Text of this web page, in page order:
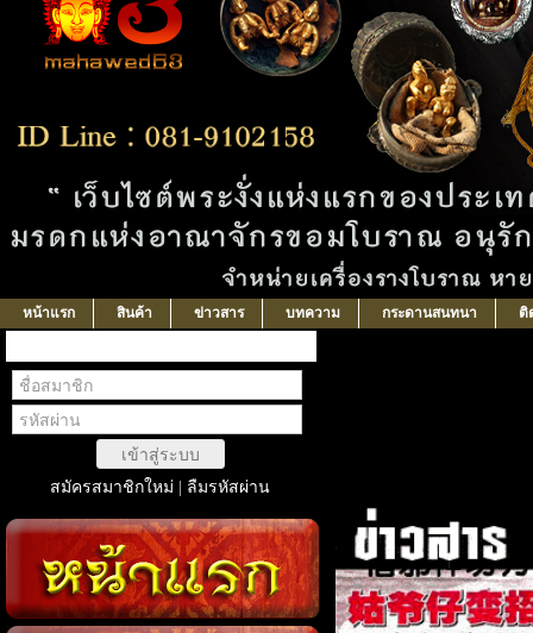
หน้าแรก สินค้า ข่าวสาร บทความ กระดานสนทนา ติ
เข้าสู่ระบบ
สมัครสมาชิกใหม่
ลืมรหัสผ่าน